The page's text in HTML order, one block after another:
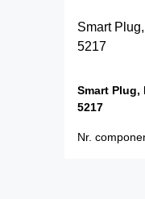
Smart
5217
Smart Plug,
5217
Nr.